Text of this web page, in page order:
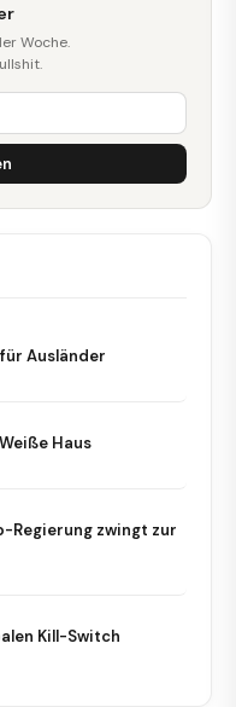
Woche.
Ausländer
Haus
zwingt zur
Kill-Switch